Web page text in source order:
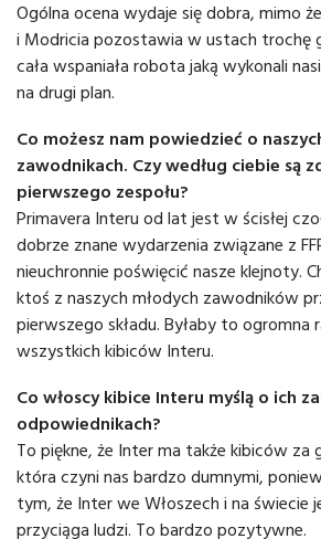
Ogólna ocena wydaje się dobra, mimo
i Modricia pozostawia w ustach trochę
cała wspaniała robota jaką wykonali
na drugi plan.
Co możesz nam powiedzieć o
zawodnikach. Czy według ciebie są
pierwszego zespołu?
Primavera Interu od lat jest w ścisłej
dobrze znane wydarzenia związane z
nieuchronnie poświęcić nasze klejnoty.
ktoś z naszych młodych zawodników
pierwszego składu. Byłaby to ogromna
wszystkich kibiców Interu.
Co włoscy kibice Interu myślą o ich
odpowiednikach?
To piękne, że Inter ma także kibiców za
która czyni nas bardzo dumnymi,
tym, że Inter we Włoszech i na świecie
przyciąga ludzi. To bardzo pozytywne.